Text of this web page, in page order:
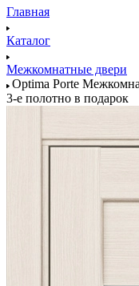
Главная
Каталог
Межкомнатные двери
Optima Porte
3-е полотно в подарок